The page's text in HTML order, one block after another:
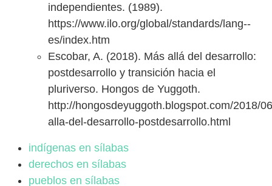
independientes. (1989).
https://www.ilo.org/global/standards/lang--
es/index.htm
Escobar, A. (2018). Más allá del desarrollo:
postdesarrollo y transición hacia el
pluriverso. Hongos de Yuggoth.
http://hongosdeyuggoth.blogspot.com/2018/
alla-del-desarrollo-postdesarrollo.html
indígenas en sílabas
derechos en sílabas
pueblos en sílabas